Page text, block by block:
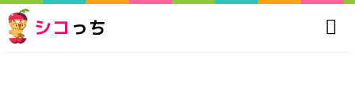
シコ っち